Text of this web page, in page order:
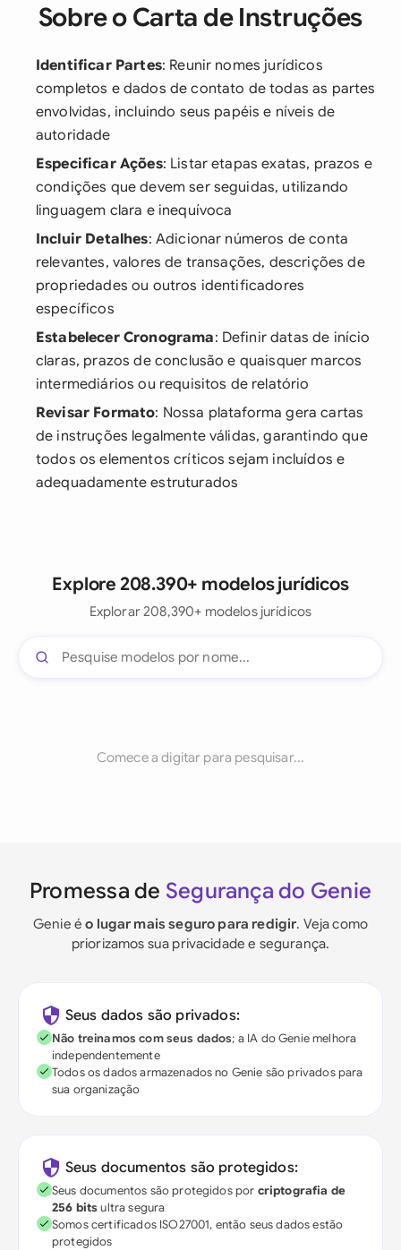
Sobre o Carta de Instruções
Identificar Partes: Reunir nomes jurídicos
completos e dados de contato de todas as partes
envolvidas, incluindo seus papéis e níveis de
autoridade
Especificar Ações: Listar etapas exatas, prazos e
condições que devem ser seguidas, utilizando
linguagem clara e inequívoca
Incluir Detalhes: Adicionar números de conta
relevantes, valores de transações, descrições de
propriedades ou outros identificadores
específicos
Estabelecer Cronograma: Definir datas de início
claras, prazos de conclusão e quaisquer marcos
intermediários ou requisitos de relatório
Revisar Formato: Nossa plataforma gera cartas
de instruções legalmente válidas, garantindo que
todos os elementos críticos sejam incluídos e
adequadamente estruturados
Explore 208.390+ modelos jurídicos
Explorar 208,390+ modelos jurídicos
Comece a digitar para pesquisar...
Promessa de Segurança do Genie
Genie éo lugar mais seguro para redigir. Veja como
priorizamos sua privacidade e segurança.
Seus dados são privados:
Não treinamos com seus dados; a IA do Genie melhora
independentemente
Todos os dados armazenados no Genie são privados para
sua organização
Seus documentos são protegidos:
Seus documentos são protegidos por criptografia de
256 bitsultra segura
Somos certificados ISO27001, então seus dados estão
protegidos